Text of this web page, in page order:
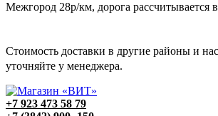
Межгород 28р/км, дорога рассчитывается
Стоимость доставки в другие районы и
уточняйте у менеджера.
+7 923 473 58 79